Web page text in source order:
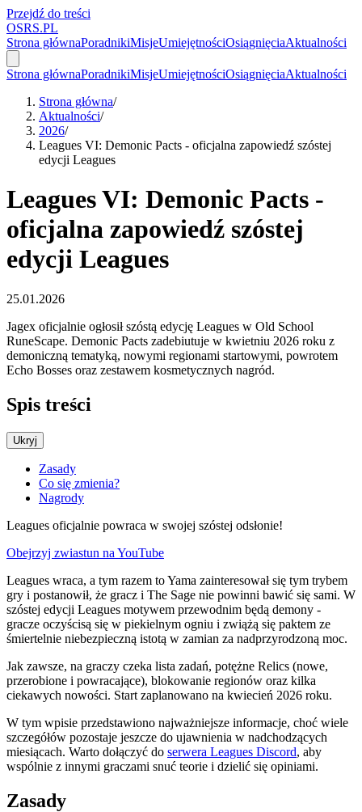
Przejdź do treści
OSRS.PL
Strona głównaPoradnikiMisjeUmiejętnościOsiągnięciaAktualności
Strona głównaPoradnikiMisjeUmiejętnościOsiągnięciaAktualności
Strona główna/
Aktualności/
2026/
Leagues VI: Demonic Pacts - oficjalna zapowiedź szóstej
edycji Leagues
Leagues VI: Demonic Pacts -
oficjalna zapowiedź szóstej
edycji Leagues
25.01.2026
Jagex oficjalnie ogłosił szóstą edycję Leagues w Old School
RuneScape. Demonic Pacts zadebiutuje w kwietniu 2026 roku z
demoniczną tematyką, nowymi regionami startowymi, powrotem
Echo Bosses oraz zestawem kosmetycznych nagród.
Spis treści
Ukryj
Zasady
Co się zmienia?
Nagrody
Leagues oficjalnie powraca w swojej szóstej odsłonie!
Obejrzyj zwiastun na YouTube
Leagues wraca, a tym razem to Yama zainteresował się tym trybem
gry i postanowił, że gracz i The Sage nie powinni bawić się sami. W
szóstej edycji Leagues motywem przewodnim będą demony -
gracze oczyścisą się w piekielnym ogniu i zwiążą się paktem ze
śmiertelnie niebezpieczną istotą w zamian za nadprzyrodzoną moc.
Jak zawsze, na graczy czeka lista zadań, potężne Relics (nowe,
przerobione i powracające), blokowanie regionów oraz kilka
ciekawych nowości. Start zaplanowano na kwiecień 2026 roku.
W tym wpisie przedstawiono najważniejsze informacje, choć wiele
szczegółów pozostaje jeszcze do ujawnienia w nadchodzących
miesiącach. Warto dołączyć do serwera Leagues Discord, aby
wspólnie z innymi graczami snuć teorie i dzielić się opiniami.
Zasady